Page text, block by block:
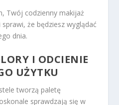
Twój codzienny makijaż
że będziesz wyglądać
dnia.
I ODCIENIE
UŻYTKU
tworzą paletę
sprawdzają się w